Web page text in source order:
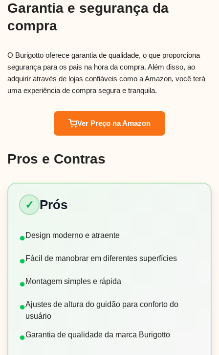
Garantia e segurança da
compra
O Burigotto oferece garantia de qualidade, o que proporciona
segurança para os pais na hora da compra. Além disso, ao
adquirir através de lojas confiáveis como a Amazon, você terá
uma experiência de compra segura e tranquila.
Ver Preço na Amazon
Pros e Contras
✓ Prós
●Design moderno e atraente
●Fácil de manobrar em diferentes superfícies
●Montagem simples e rápida
●Ajustes de altura do guidão para conforto do
usuário
●Garantia de qualidade da marca Burigotto